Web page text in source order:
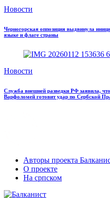
Новости
Черногорская оппозиция выдвинула
языке и флаге страны
Новости
Служба внешней разведки РФ заявила,
Варфоломей готовит удар по Сербской
Авторы проекта
О проекте
На српском